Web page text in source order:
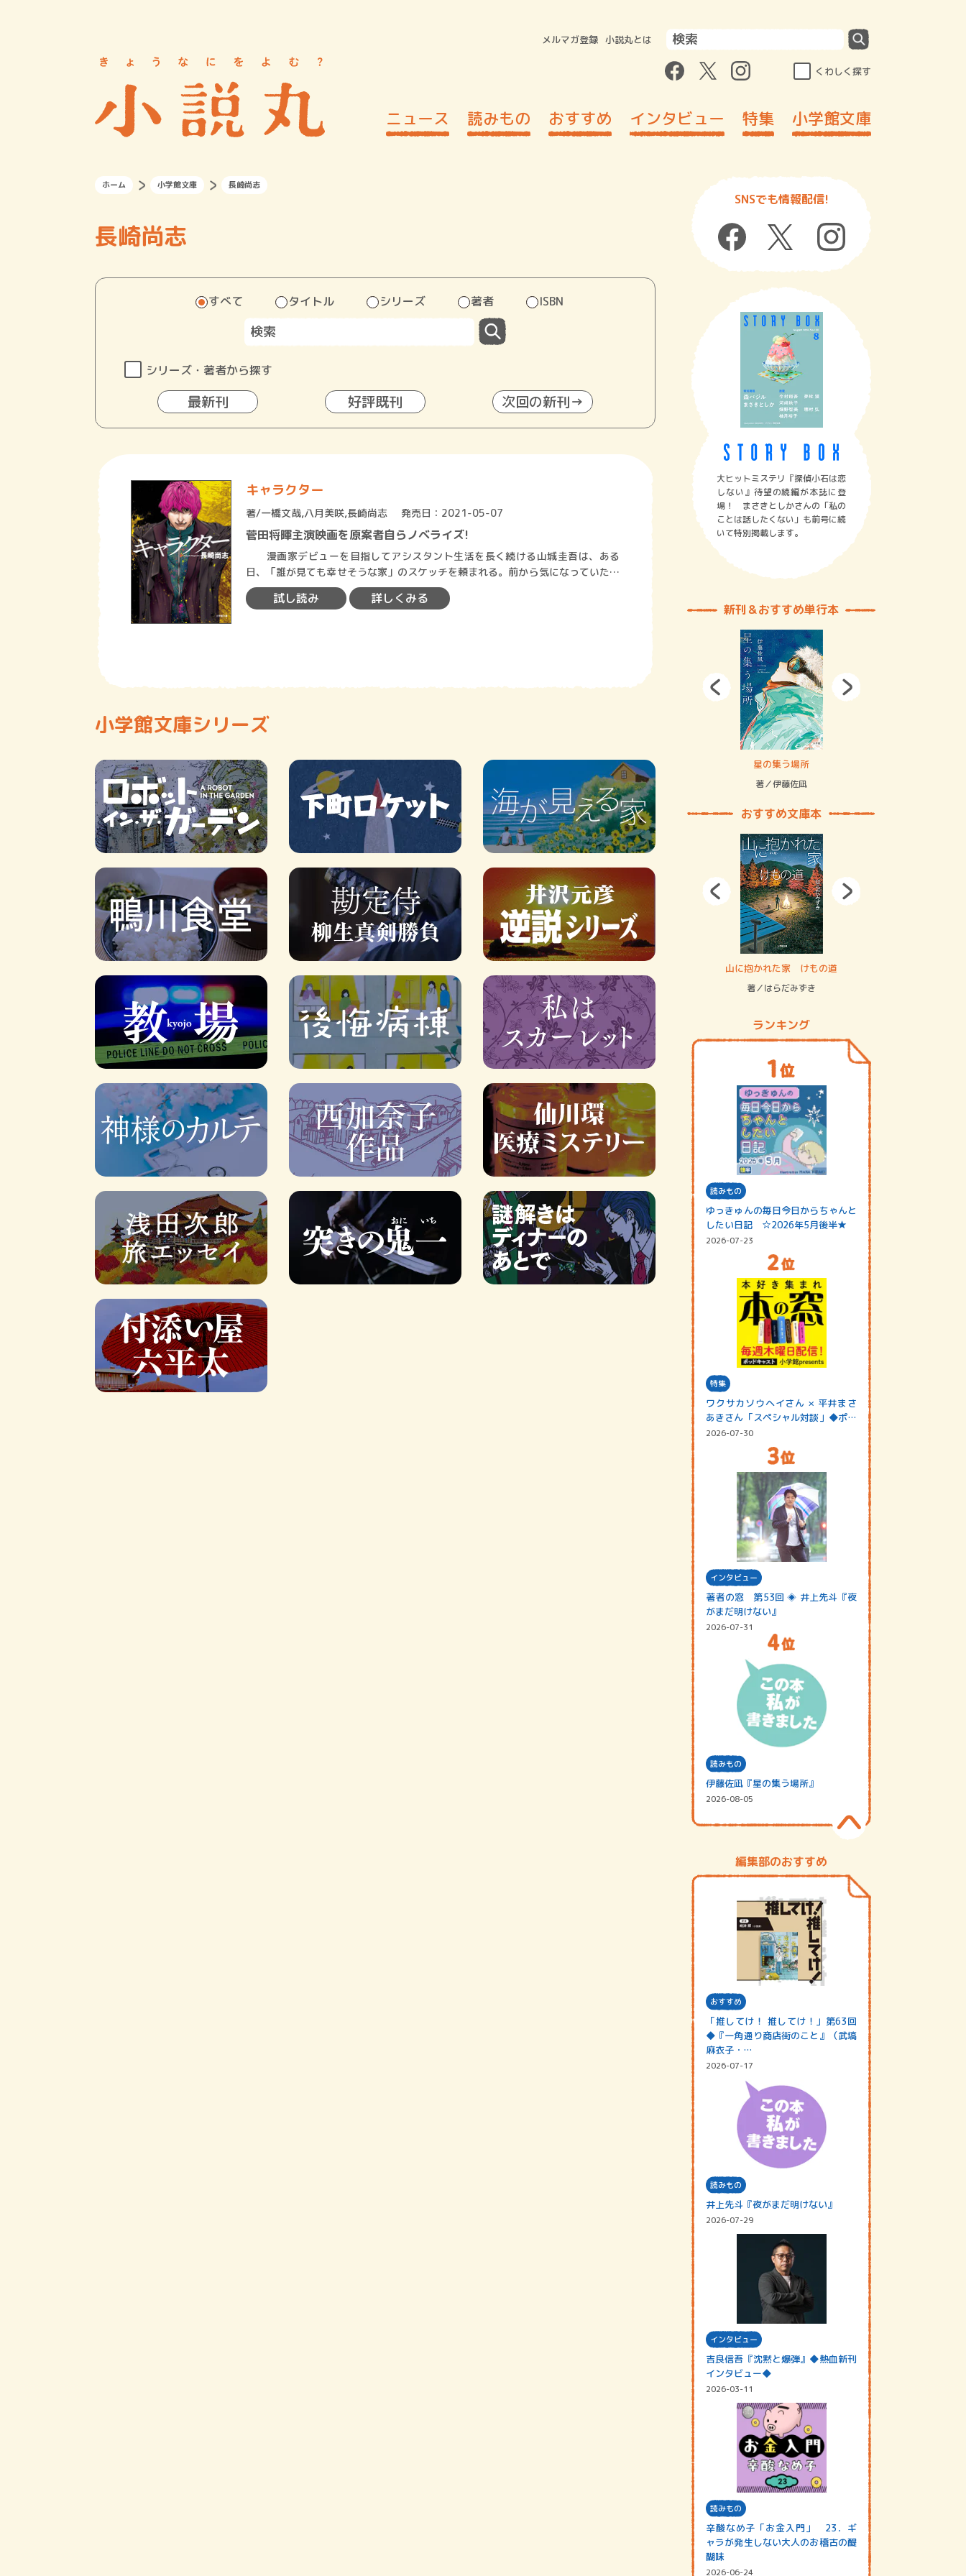
メルマガ登録 小説丸とは
くわしく探す
ニュース 読みもの おすすめ インタビュー 特集 小学館文庫
ホーム 小学館文庫 長崎尚志
長崎尚志
すべて タイトル シリーズ 著者 ISBN
シリーズ・著者から探す
最新刊 好評既刊 次回の新刊→
キャラクター
著/一橋文哉,八月美咲,長崎尚志 発売日：2021-05-07
菅田将暉主演映画を原案者自らノベライズ!
漫画家デビューを目指してアシスタント生活を長く続ける山城圭吾は、ある
日、「誰が見ても幸せそうな家」のスケッチを頼まれる。前から気になっていたそ
の家を訪れると、暗闇の中から大音響でオペ…
試し読み 詳しくみる
小学館文庫シリーズ
SNSでも情報配信!
大ヒットミステリ『探偵小石は恋
しない』待望の続編が本誌に登
場！ まさきとしかさんの「私の
ことは話したくない」も前号に続
いて特別掲載します。
新刊＆おすすめ単行本
賞金稼ぎスリーサム！ 二重拘束の…
著／川瀬七緒
星の集う場所
著／伊藤佐凪
おすすめ文庫本
著／デボラ・イン…
山に抱かれた家 けもの道
著／はらだみずき
ランキング
読みもの
ゆっきゅんの毎日今日からちゃんと
したい日記 ☆2026年5月後半★
2026-07-23
特集
ワクサカソウヘイさん × 平井まさ
あきさん「スペシャル対談」◆ポッ
ドキャスト…
2026-07-30
インタビュー
著者の窓 第53回 ◈ 井上先斗『夜
がまだ明けない』
2026-07-31
読みもの
伊藤佐凪『星の集う場所』
2026-08-05
編集部のおすすめ
おすすめ
「推してけ！ 推してけ！」第63回
◆『一角通り商店街のこと』（武塙
麻衣子・…
2026-07-17
読みもの
井上先斗『夜がまだ明けない』
2026-07-29
インタビュー
吉良信吾『沈黙と爆弾』◆熱血新刊
インタビュー◆
2026-03-11
読みもの
辛酸なめ子「お金入門」 23．ギ
ャラが発生しない大人のお稽古の醍
醐味
2026-06-24